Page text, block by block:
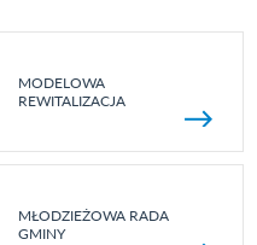
MODELOWA
REWITALIZACJA
MŁODZIEŻOWA RADA
GMINY